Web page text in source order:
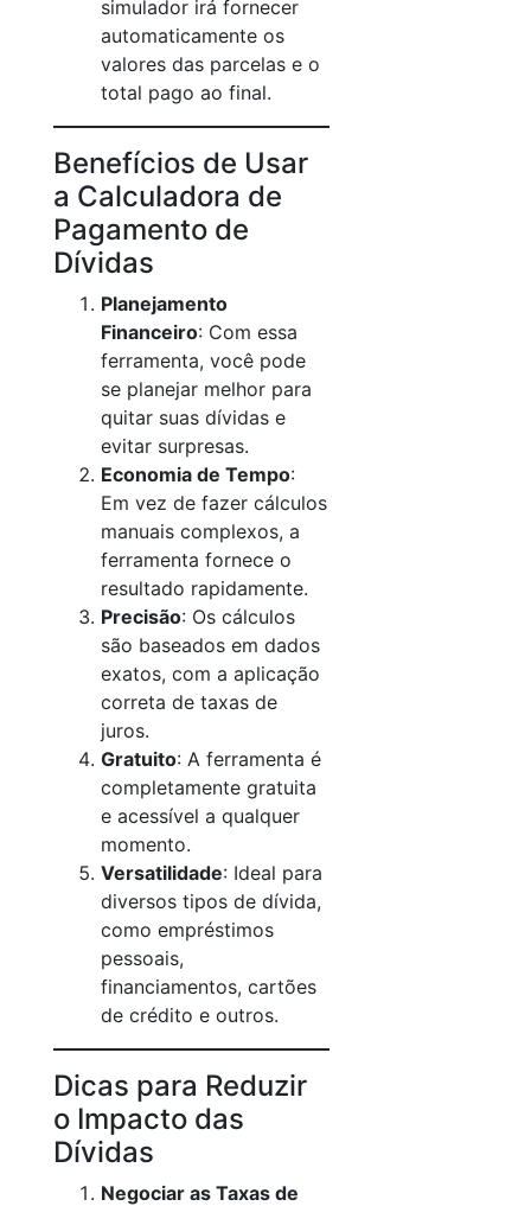
simulador irá fornecer
automaticamente os
valores das parcelas e o
total pago ao final.
Benefícios de Usar
a Calculadora de
Pagamento de
Dívidas
Planejamento
Financeiro: Com essa
ferramenta, você pode
se planejar melhor para
quitar suas dívidas e
evitar surpresas.
Economia de Tempo:
Em vez de fazer cálculos
manuais complexos, a
ferramenta fornece o
resultado rapidamente.
Precisão: Os cálculos
são baseados em dados
exatos, com a aplicação
correta de taxas de
juros.
Gratuito: A ferramenta é
completamente gratuita
e acessível a qualquer
momento.
Versatilidade: Ideal para
diversos tipos de dívida,
como empréstimos
pessoais,
financiamentos, cartões
de crédito e outros.
Dicas para Reduzir
o Impacto das
Dívidas
Negociar as Taxas de